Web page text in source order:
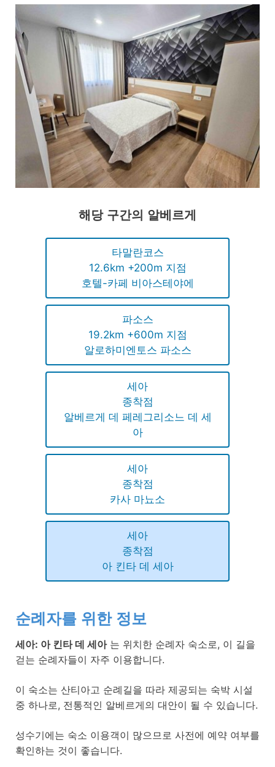
해당 구간의 알베르게
타말란코스
12.6km +200m 지점
호텔-카페 비아스테야에
파소스
19.2km +600m 지점
알로하미엔토스 파소스
세아
종착점
알베르게 데 페레그리소느 데 세
아
세아
종착점
카사 마뇨소
세아
종착점
아 킨타 데 세아
순례자를 위한 정보
세아: 아 킨타 데 세아는 위치한 순례자 숙소로, 이 길을
걷는 순례자들이 자주 이용합니다.
이 숙소는 산티아고 순례길을 따라 제공되는 숙박 시설
중 하나로, 전통적인 알베르게의 대안이 될 수 있습니다.
성수기에는 숙소 이용객이 많으므로 사전에 예약 여부를
확인하는 것이 좋습니다.